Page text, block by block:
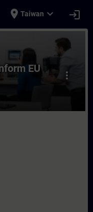
place Taiwan expand_more login
conform
more_vert
EU